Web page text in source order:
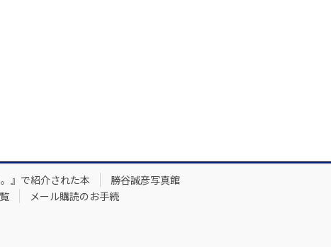
』で紹介された本
勝谷誠彦写真館
メール購読のお手続